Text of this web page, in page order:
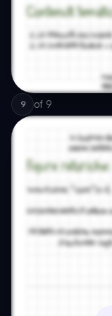
9 of 9